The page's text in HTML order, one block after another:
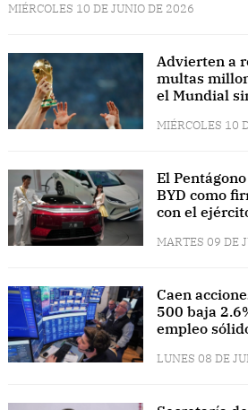
MIÉRCOLES 10 DE JUNIO DE 2026
Advierten a
multas
el Mundial
MIÉRCOLES 10
El
BYD como
con el
MARTES 09 DE
Caen
500 baja
empleo
LUNES 08 DE